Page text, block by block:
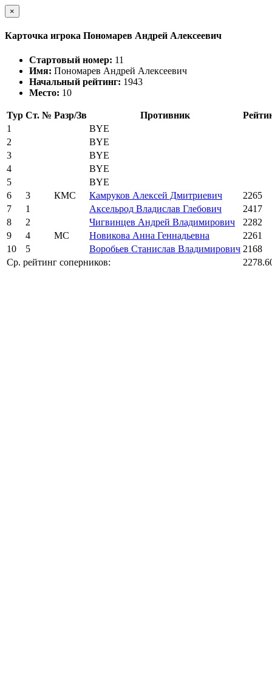
×
Карточка игрока Пономарев Андрей Алексеевич
Стартовый номер: 11
Имя: Пономарев Андрей Алексеевич
Начальный рейтинг: 1943
Место: 10
Тур Ст. № Разр/Зв Противник
1
BYE
2
BYE
3
BYE
4
BYE
5
BYE
6
3 КМС Камруков Алексей Дмитриевич
2265
7
1 Аксельрод Владислав Глебович
2417
8
2 Чигвинцев Андрей Владимирович
2282
9
4 МС Новикова Анна Геннадьевна
2261
10
5 Воробьев Станислав Владимирович 2168
Ср. рейтинг соперников: